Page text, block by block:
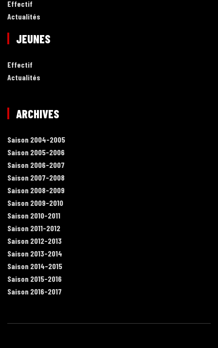
Effectif
Actualités
JEUNES
Effectif
Actualités
ARCHIVES
Saison 2004-2005
Saison 2005-2006
Saison 2006-2007
Saison 2007-2008
Saison 2008-2009
Saison 2009-2010
Saison 2010-2011
Saison 2011-2012
Saison 2012-2013
Saison 2013-2014
Saison 2014-2015
Saison 2015-2016
Saison 2016-2017